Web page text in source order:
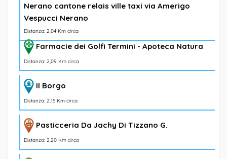
Nerano cantone relais ville taxi via Amerigo
Vespucci Nerano
Distanza: 2,04 Km circa
Farmacie dei Golfi Termini - Apoteca Natura
Distanza: 2,09 Km circa
Il Borgo
Distanza: 2,15 Km circa
Pasticceria Da Jachy Di Tizzano G.
Distanza: 2,20 Km circa